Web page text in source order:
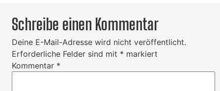
Schreibe einen Kommentar
Deine E-Mail-Adresse wird nicht veröffentlicht.
Erforderliche Felder sind mit * markiert
Kommentar *